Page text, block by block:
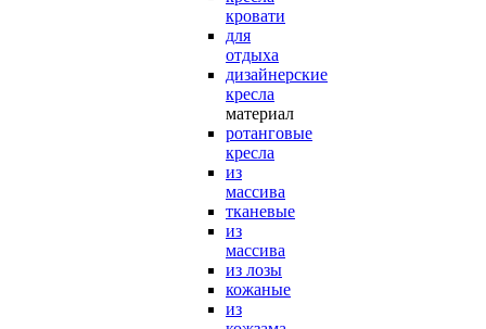
кровати
для
отдыха
дизайнерские
кресла
материал
ротанговые
кресла
из
массива
тканевые
из
массива
из лозы
кожаные
из